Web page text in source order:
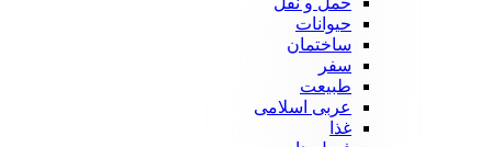
حیوانات
ساختمان
سفر
طبیعت
عربی اسلامی
غذا